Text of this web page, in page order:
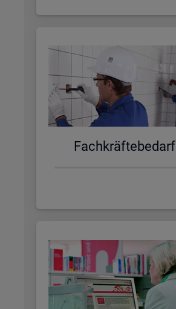
Fach­kräf­te­be­darf